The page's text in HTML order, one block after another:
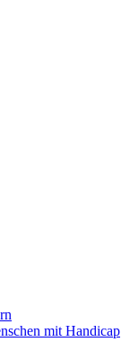
mit Handicap